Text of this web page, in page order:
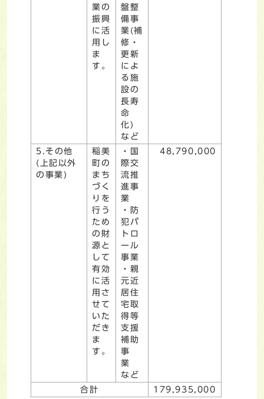
業の
振興
に活
用し
ま
す。
盤整
備事
業(補
修・
更新
によ
る施
設の
長寿
命
化)
など
5.その他
(上記以外
の事業)
稲美
町の
まち
づく
りを
行う
ため
の財
源と
して
有効
に活
用さ
せて
いた
だき
ま
す。
・国
際交
流推
進事
業
・防
犯パ
トロ
ール
事業
・親
元近
居住
宅取
得等
支援
補助
事
業
など
48,790,000
合計 179,935,000